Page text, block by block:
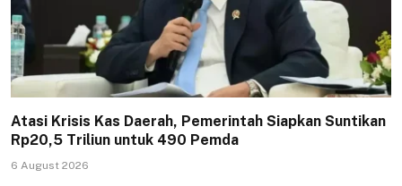
Atasi Krisis Kas Daerah, Pemerintah Siapkan Suntikan
Rp20,5 Triliun untuk 490 Pemda
6 August 2026